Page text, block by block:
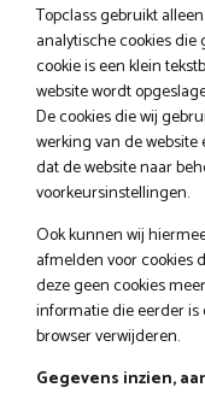
Topclass gebruikt
analytische cookies die
cookie is een klein
website wordt
De cookies die wij
werking van de
dat de website naar
voorkeursinstellingen.
Ook kunnen wij
afmelden voor cookies
deze geen cookies
informatie die eerder
browser verwijderen.
Gegevens inzien,